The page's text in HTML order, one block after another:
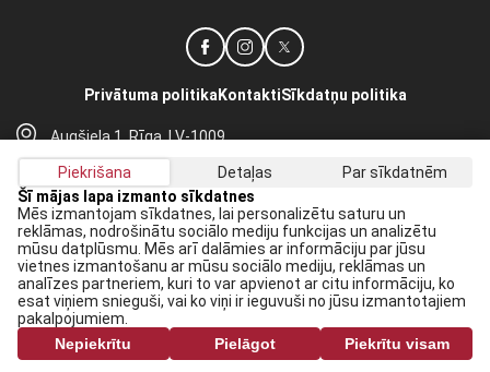
Augšiela 1, Rīga, LV-1009
lhf@lhf.lv
+371 67565614
Privātuma politika KontaktiSīkdatņu politika
Saņem jaunākās ziņas savā E-pastā:
Pieteikties
Piekrītu savaidatu apstrādei
Visas tiesības rezervētas. Pārpublicēšanas gadījumā saite uz lhf.lv ir obligāta
Piekrišana Detaļas
Par sīkdatnēm
Šī mājas lapa izmanto sīkdatnes
Mēs izmantojam sīkdatnes, lai personalizētu saturu un
reklāmas, nodrošinātu sociālo mediju funkcijas un analizētu
mūsu datplūsmu. Mēs arī dalāmies ar informāciju par jūsu
vietnes izmantošanu ar mūsu sociālo mediju, reklāmas un
analīzes partneriem, kuri to var apvienot ar citu informāciju, ko
esat viņiem snieguši, vai ko viņi ir ieguvuši no jūsu izmantotajiem
pakalpojumiem.
Nepiekrītu
Pielāgot Piekrītu visam